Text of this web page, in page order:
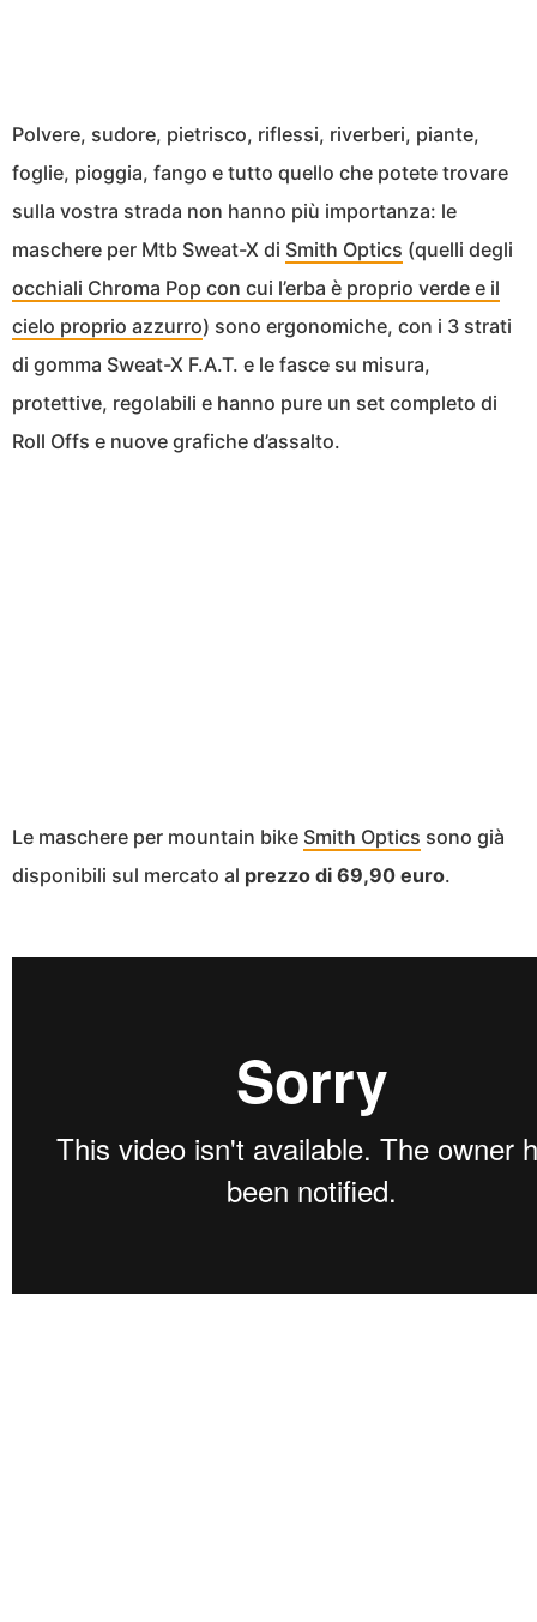
Polvere, sudore, pietrisco, riflessi, riverberi, piante,
foglie, pioggia, fango e tutto quello che potete trovare
sulla vostra strada non hanno più importanza: le
maschere per Mtb Sweat-X di Smith Optics (quelli degli
occhiali Chroma Pop con cui l’erba è proprio verde e il
cielo proprio azzurro) sono ergonomiche, con i 3 strati
di gomma Sweat-X F.A.T. e le fasce su misura,
protettive, regolabili e hanno pure un set completo di
Roll Offs e nuove grafiche d’assalto.
Le maschere per mountain bike Smith Optics sono già
disponibili sul mercato al prezzo di 69,90 euro.